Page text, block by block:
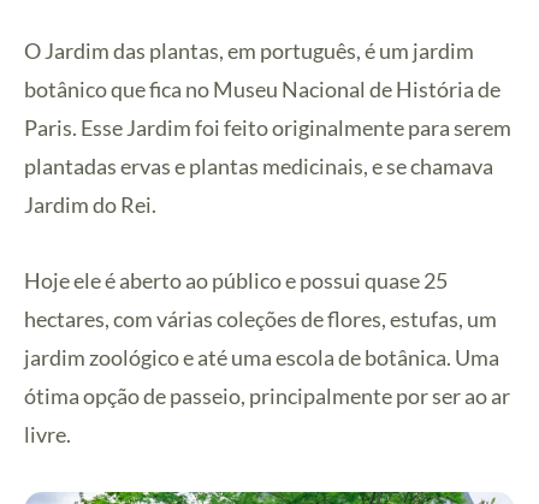
O Jardim das plantas, em português, é um jardim
botânico que fica no Museu Nacional de História de
Paris. Esse Jardim foi feito originalmente para serem
plantadas ervas e plantas medicinais, e se chamava
Jardim do Rei.
Hoje ele é aberto ao público e possui quase 25
hectares, com várias coleções de flores, estufas, um
jardim zoológico e até uma escola de botânica. Uma
ótima opção de passeio, principalmente por ser ao ar
livre.